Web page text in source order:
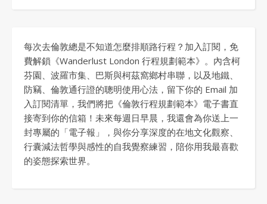
每次去倫敦總是不知道怎麼排順路行程？加入訂閱，免
費解鎖《Wanderlust London 行程規劃範本》。內含柯
芬園、波羅市集、巴斯與柯茲窩鄉村串聯，以及地鐵、
防竊、倫敦通行證的聰明使用心法，留下你的 Email 加
入訂閱清單，我們將把《倫敦行程規劃範本》電子書直
接寄到你的信箱！未來每週日早晨，我還會為你送上一
封專屬的「電子報」，與你分享深度的在地文化觀察、
行囊減法哲學與感性的自我覺察練習，陪你用我最喜歡
的姿態探索世界。